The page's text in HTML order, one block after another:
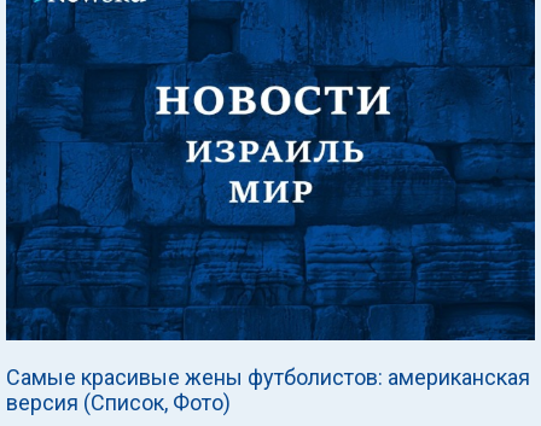
Самые красивые жены футболистов: американская
версия (Список, Фото)